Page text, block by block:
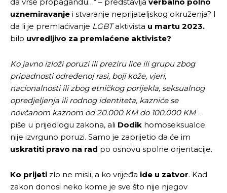
uznemiravanje i stvaranje neprijateljskog okruženja? I
da li je premlaćivanje LGBTaktivista u martu 2023.
bilo uvredljivo za premlaćene aktiviste?
Ko javno izloži poruzi ili preziru lice ili grupu zbog
pripadnosti određenoj rasi, boji kože, vjeri,
nacionalnosti ili zbog etničkog porijekla, seksualnog
opredjeljenja ili rodnog identiteta, kazniće se
novčanom kaznom od 20.000 KM do 100.000 KM–
piše u prijedlogu zakona, ali Dodik homoseksualce
nije izvrguno poruzi. Samo je zaprijetio da će im
uskratiti pravo na rad po osnovu spolne orjentacije.
Ko prijeti zlo ne misli, a ko vrijeđa ide u zatvor. Kad
zakon donosi neko kome je sve što nije njegov